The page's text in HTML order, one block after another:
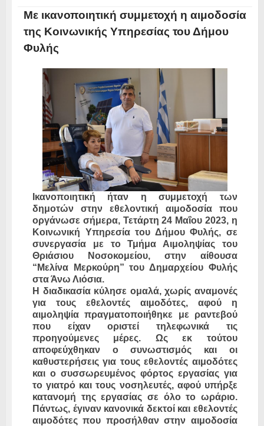
Με ικανοποιητική συμμετοχή η αιμοδοσία
της Κοινωνικής Υπηρεσίας του Δήμου
Φυλής
Ικανοποιητική ήταν η συμμετοχή των
δημοτών στην εθελοντική αιμοδοσία που
οργάνωσε σήμερα, Τετάρτη 24 Μαΐου 2023, η
Κοινωνική Υπηρεσία του Δήμου Φυλής, σε
συνεργασία με το Τμήμα Αιμοληψίας του
Θριάσιου Νοσοκομείου, στην αίθουσα
“Μελίνα Μερκούρη” του Δημαρχείου Φυλής
στα Άνω Λιόσια.
Η διαδικασία κύλησε ομαλά, χωρίς αναμονές
για τους εθελοντές αιμοδότες, αφού η
αιμοληψία πραγματοποιήθηκε με ραντεβού
που είχαν οριστεί τηλεφωνικά τις
προηγούμενες μέρες. Ως εκ τούτου
αποφεύχθηκαν ο συνωστισμός και οι
καθυστερήσεις για τους εθελοντές αιμοδότες
και ο συσσωρευμένος φόρτος εργασίας για
το γιατρό και τους νοσηλευτές, αφού υπήρξε
κατανομή της εργασίας σε όλο το ωράριο.
Πάντως, έγιναν κανονικά δεκτοί και εθελοντές
αιμοδότες που προσήλθαν στην αιμοδοσία